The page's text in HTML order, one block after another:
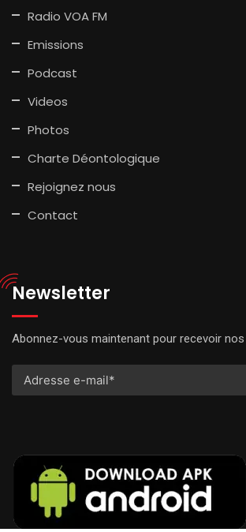
Radio VOA FM
Emissions
Podcast
Videos
Photos
Charte Déontologique
Rejoignez nous
Contact
Newsletter
Abonnez-vous maintenant pour recevoir